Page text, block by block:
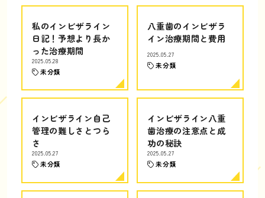
私のインビザライン
日記！予想より長か
った治療期間
2025.05.28
未分類
八重歯のインビザラ
イン治療期間と費用
2025.05.27
未分類
インビザライン自己
管理の難しさとつら
さ
2025.05.27
未分類
インビザライン八重
歯治療の注意点と成
功の秘訣
2025.05.27
未分類